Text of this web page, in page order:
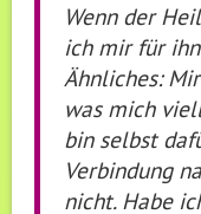
Wenn der
ich mir für
Ähnliches:
was mich
bin selbst
Verbindung
nicht. Habe